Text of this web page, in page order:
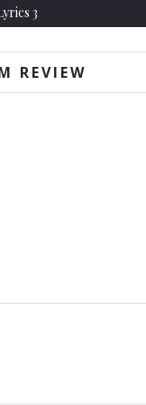
3
REVIEW